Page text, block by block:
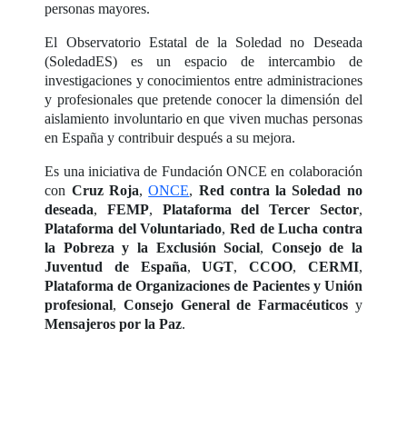
personas mayores.
El Observatorio Estatal de la Soledad no Deseada
(SoledadES) es un espacio de intercambio de
investigaciones y conocimientos entre administraciones
y profesionales que pretende conocer la dimensión del
aislamiento involuntario en que viven muchas personas
en España y contribuir después a su mejora.
Es una iniciativa de Fundación ONCE en colaboración
con Cruz Roja,ONCE, Red contra la Soledad no
deseada, FEMP, Plataforma del Tercer Sector,
Plataforma del Voluntariado, Red de Lucha contra
la Pobreza y la Exclusión Social, Consejo de la
Juventud de España,UGT,CCOO, CERMI,
Plataforma de Organizaciones de Pacientes y Unión
profesional, Consejo General de Farmacéuticos y
Mensajeros por la Paz.